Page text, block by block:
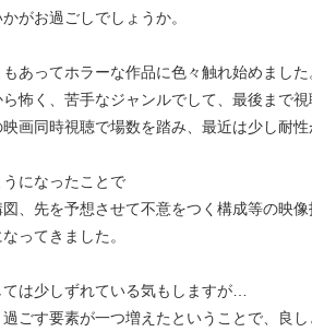
がお過ごしでしょうか。
あってホラーな作品に色々触れ始めました
怖く、苦手なジャンルでして、最後まで
画同時視聴で場数を踏み、最近は少し耐
になったことで
、先を予想させて不意をつく構成等の映
ってきました。
は少しずれている気もしますが…
ごす要素が一つ増えたということで、良